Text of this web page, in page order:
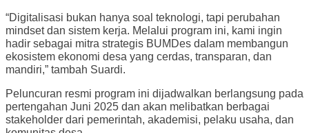
“Digitalisasi bukan hanya soal teknologi, tapi perubahan
mindset dan sistem kerja. Melalui program ini, kami ingin
hadir sebagai mitra strategis BUMDes dalam membangun
ekosistem ekonomi desa yang cerdas, transparan, dan
mandiri,” tambah Suardi.
Peluncuran resmi program ini dijadwalkan berlangsung pada
pertengahan Juni 2025 dan akan melibatkan berbagai
stakeholder dari pemerintah, akademisi, pelaku usaha, dan